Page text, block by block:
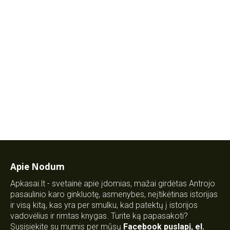
Apie Nodum
Apkasai.lt - svetainė apie įdomias, mažai girdėtas Antrojo
pasaulinio karo ginkluotę, asmenybes, neįtikėtinas istorijas
ir visą kitą, kas yra per smulku, kad patektų į istorijos
vadovėlius ir rimtas knygas. Turite ką papasakoti?
Susisiekite su mumis per mūsų Facebook puslapį, el.